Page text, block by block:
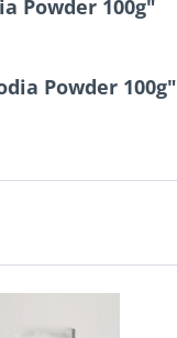
Powder 100g"
Powder 100g"